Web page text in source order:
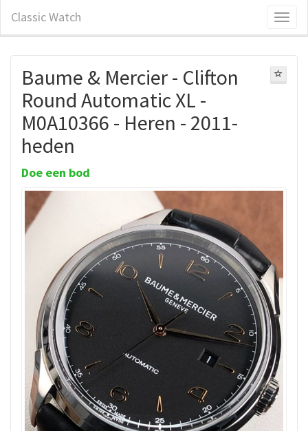
Classic Watch
Baume & Mercier - Clifton
Round Automatic XL -
M0A10366 - Heren - 2011-
heden
Doe een bod